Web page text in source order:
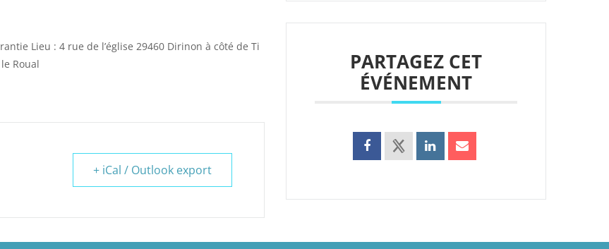
Lieu : 4 rue de l’église 29460 Dirinon à côté de Ti
Roual
+ iCal / Outlook export
PARTAGEZ CET
ÉVÉNEMENT